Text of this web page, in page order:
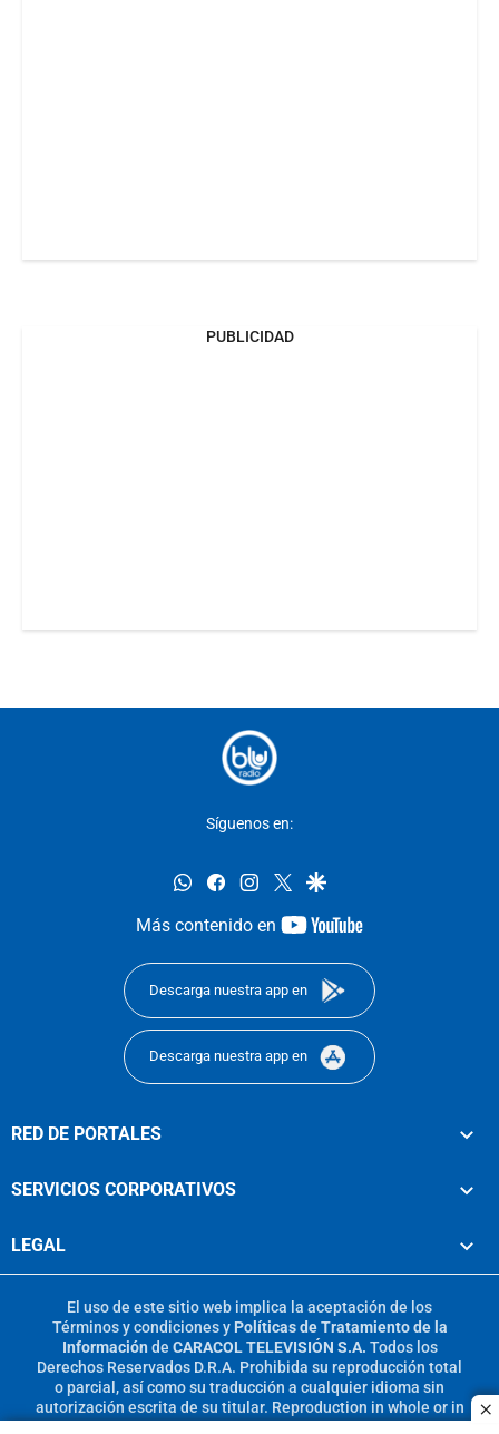
PUBLICIDAD
Síguenos en:
whatsappfacebookinstagram
twittergoogle
Más contenido en
youtube-
Descarga nuestra app en
Descarga nuestra app en
RED DE PORTALES
SERVICIOS CORPORATIVOS
LEGAL
El uso de este sitio web implica la aceptación de los
Términos y condicionesy Políticas de Tratamiento de la
Información de CARACOL TELEVISIÓN S.A. Todos los
Derechos Reservados D.R.A. Prohibida su reproducción total
o parcial, así como su traducción a cualquier idioma sin
autorización escrita de su titular. Reproduction in whole or in